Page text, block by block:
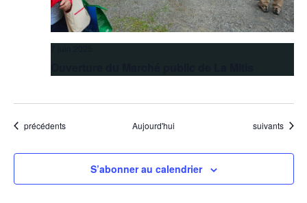
Évènements
précédents Aujourd'hui Évènements
suivants
S’abonner au calendrier